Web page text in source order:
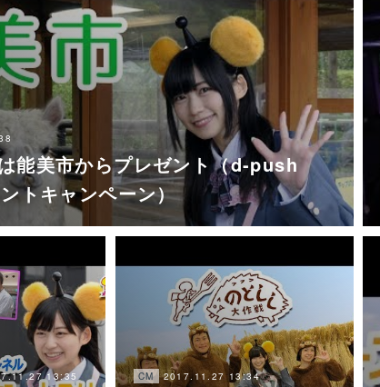
能美市からプレゼント（d-push
トキャンペーン）
13:35 CM 2017.11.27 13:34